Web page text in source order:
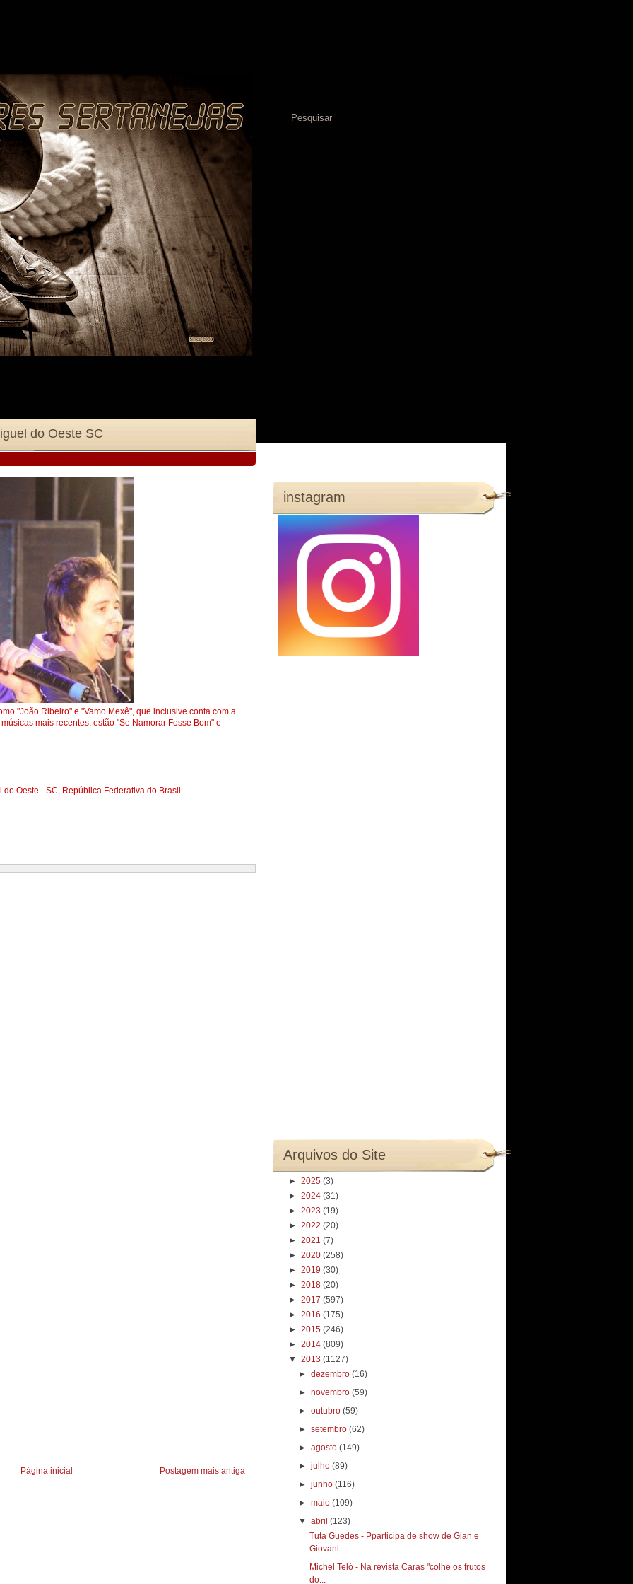
do Oeste SC
"João Ribeiro" e "Vamo Mexê", que inclusive conta com a
mais recentes, estão "Se Namorar Fosse Bom" e
Oeste - SC, República Federativa do Brasil
Postagem mais antiga
Página inicial
instagram
Arquivos do Site
► 2025 (3)
► 2024 (31)
► 2023 (19)
► 2022 (20)
► 2021 (7)
► 2020 (258)
► 2019 (30)
► 2018 (20)
► 2017 (597)
► 2016 (175)
► 2015 (246)
► 2014 (809)
▼ 2013 (1127)
►dezembro(16)
►novembro(59)
►outubro(59)
►setembro(62)
►agosto(149)
►julho(89)
►junho(116)
►maio(109)
▼abril(123)
Tuta Guedes - Pparticipa de show de Gian e
Giovani...
Michel Teló - Na revista Caras "colhe os frutos
do...